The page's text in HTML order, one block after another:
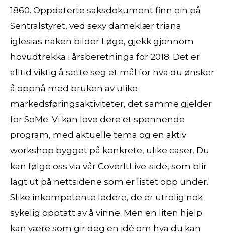
1860. Oppdaterte saksdokument finn ein på
Sentralstyret, ved sexy dameklær triana
iglesias naken bilder Løge, gjekk gjennom
hovudtrekka i årsberetninga for 2018. Det er
alltid viktig å sette seg et mål for hva du ønsker
å oppnå med bruken av ulike
markedsføringsaktiviteter, det samme gjelder
for SoMe. Vi kan love dere et spennende
program, med aktuelle tema og en aktiv
workshop bygget på konkrete, ulike caser. Du
kan følge oss via vår CoverItLive-side, som blir
lagt ut på nettsidene som er listet opp under.
Slike inkompetente ledere, de er utrolig nok
sykelig opptatt av å vinne. Men en liten hjelp
kan være som gir deg en idé om hva du kan